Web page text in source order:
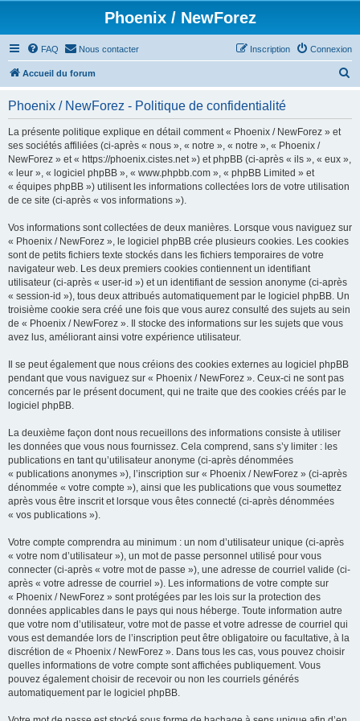
Phoenix / NewForez
FAQ Nous contacter Connexion
Inscription
Accueil du forum
e
Phoenix / NewForez - Politique de confidentialité
La présente politique explique en détail comment « Phoenix / NewForez » et
ses sociétés affiliées (ci-après « nous », « notre », « notre », « Phoenix /
NewForez » et « https://phoenix.cistes.net ») et phpBB (ci-après « ils », « eux »,
« leur », « logiciel phpBB », « www.phpbb.com », « phpBB Limited » et
« équipes phpBB ») utilisent les informations collectées lors de votre utilisation
de ce site (ci-après « vos informations »).
Vos informations sont collectées de deux manières. Lorsque vous naviguez sur
« Phoenix / NewForez », le logiciel phpBB crée plusieurs cookies. Les cookies
sont de petits fichiers texte stockés dans les fichiers temporaires de votre
navigateur web. Les deux premiers cookies contiennent un identifiant
utilisateur (ci-après « user-id ») et un identifiant de session anonyme (ci-après
« session-id »), tous deux attribués automatiquement par le logiciel phpBB. Un
troisième cookie sera créé une fois que vous aurez consulté des sujets au sein
de « Phoenix / NewForez ». Il stocke des informations sur les sujets que vous
avez lus, améliorant ainsi votre expérience utilisateur.
Il se peut également que nous créions des cookies externes au logiciel phpBB
pendant que vous naviguez sur « Phoenix / NewForez ». Ceux-ci ne sont pas
concernés par le présent document, qui ne traite que des cookies créés par le
logiciel phpBB.
La deuxième façon dont nous recueillons des informations consiste à utiliser
les données que vous nous fournissez. Cela comprend, sans s’y limiter : les
publications en tant qu’utilisateur anonyme (ci-après dénommées
« publications anonymes »), l’inscription sur « Phoenix / NewForez » (ci-après
dénommée « votre compte »), ainsi que les publications que vous soumettez
après vous être inscrit et lorsque vous êtes connecté (ci-après dénommées
« vos publications »).
Votre compte comprendra au minimum : un nom d’utilisateur unique (ci-après
« votre nom d’utilisateur »), un mot de passe personnel utilisé pour vous
connecter (ci-après « votre mot de passe »), une adresse de courriel valide (ci-
après « votre adresse de courriel »). Les informations de votre compte sur
« Phoenix / NewForez » sont protégées par les lois sur la protection des
données applicables dans le pays qui nous héberge. Toute information autre
que votre nom d’utilisateur, votre mot de passe et votre adresse de courriel qui
vous est demandée lors de l’inscription peut être obligatoire ou facultative, à la
discrétion de « Phoenix / NewForez ». Dans tous les cas, vous pouvez choisir
quelles informations de votre compte sont affichées publiquement. Vous
pouvez également choisir de recevoir ou non les courriels générés
automatiquement par le logiciel phpBB.